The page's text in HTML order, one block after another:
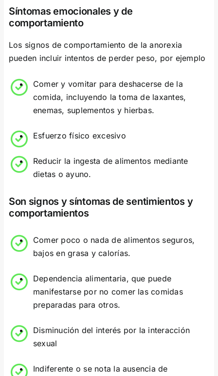
Síntomas emocionales y de
comportamiento
Los signos de comportamiento de la anorexia
pueden incluir intentos de perder peso, por ejemplo
Comer y vomitar para deshacerse de la
comida, incluyendo la toma de laxantes,
enemas, suplementos y hierbas.
Esfuerzo físico excesivo
Reducir la ingesta de alimentos mediante
dietas o ayuno.
Son signos y síntomas de sentimientos y
comportamientos
Comer poco o nada de alimentos seguros,
bajos en grasa y calorías.
Dependencia alimentaria, que puede
manifestarse por no comer las comidas
preparadas para otros.
Disminución del interés por la interacción
sexual
Indiferente o se nota la ausencia de